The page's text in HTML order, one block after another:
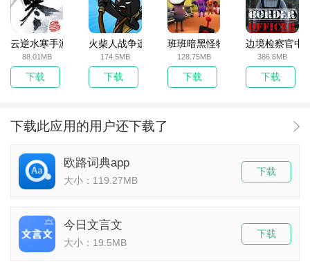
云逆水寒手游
88.01MB
下载
火柴人战争遗产无敌版
174.5MB
下载
班班暗黑怪物生存挑战5
128.75MB
下载
边境检察官中
386.6MB
下载
下载此应用的用户还下载了
欧路词典app
大小：119.27MB
下载
今日文言文
大小：19.5MB
下载